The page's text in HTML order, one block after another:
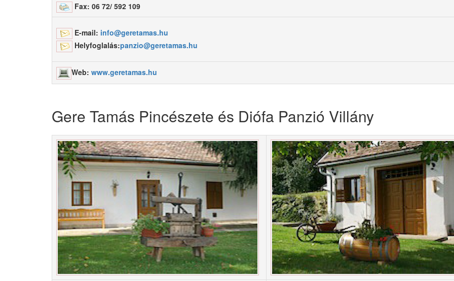
Fax: 06 72/ 592 109
E-mail: info@geretamas.hu
Helyfoglalás:panzio@geretamas.hu
Web: www.geretamas.hu
Gere Tamás Pincészete és Diófa Panzió Villány